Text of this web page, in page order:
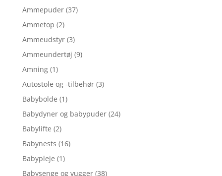
Ammepuder (37)
Ammetop (2)
Ammeudstyr (3)
Ammeundertøj (9)
Amning (1)
Autostole og -tilbehør (3)
Babybolde (1)
Babydyner og babypuder (24)
Babylifte (2)
Babynests (16)
Babypleje (1)
Babysenge og vugger (38)